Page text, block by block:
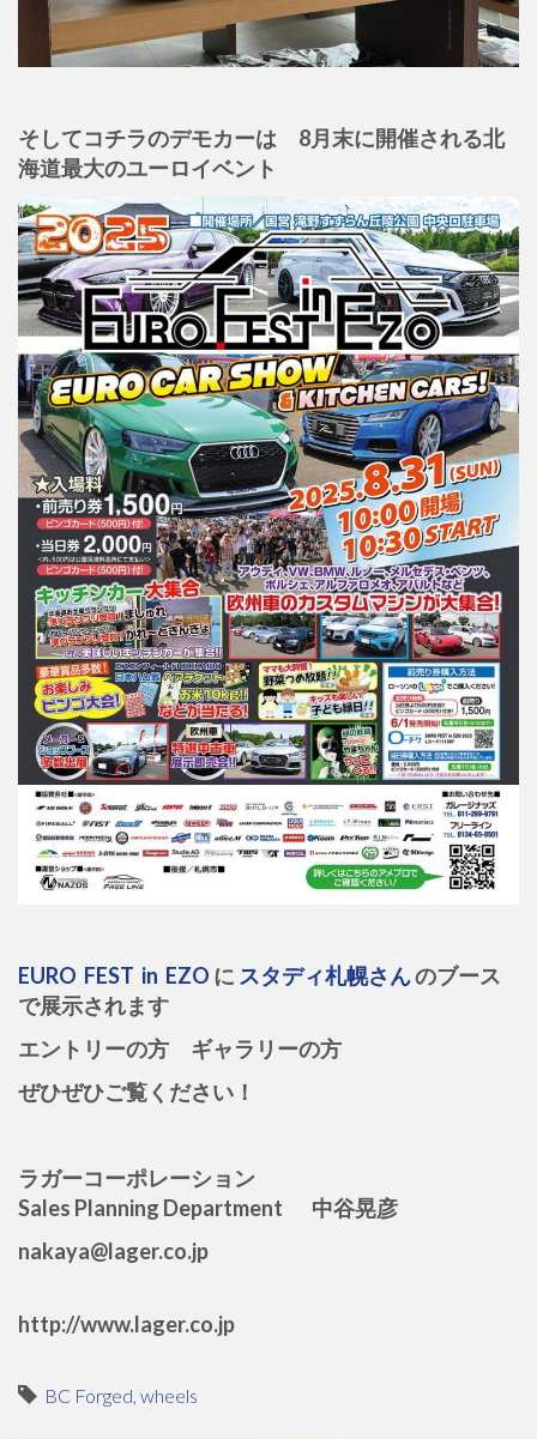
そしてコチラのデモカーは 8月末に開催される北
海道最大のユーロイベント
EURO FEST in EZO に スタディ札幌さんのブース
で展示されます
エントリーの方 ギャラリーの方
ぜひぜひご覧ください！
ラガーコーポレーション
Sales Planning Department 中谷晃彦
nakaya@lager.co.jp
http://www.lager.co.jp
BC Forged, wheels